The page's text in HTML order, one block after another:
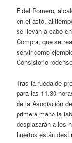
Fidel Romero,
en el acto, al
se llevan a cabo
Compra, que se
servir como
Consistorio
Tras la rueda de
para las 11.30
de la Asociación
primera mano la
desplazarán a los
huertos están